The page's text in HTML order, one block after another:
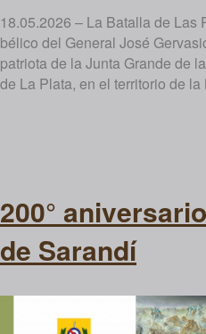
18.05.2026 – La Batalla de Las
bélico del General José
patriota de la Junta Grande de
de La Plata, en el territorio de la
200°
de Sarandí